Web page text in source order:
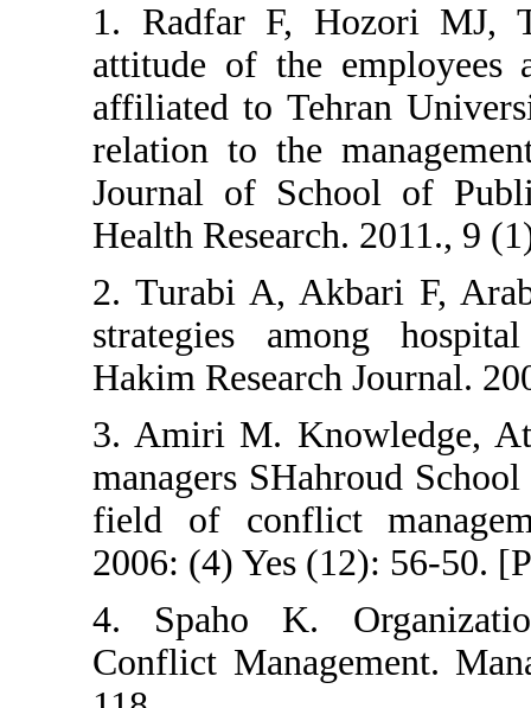
1. Radfar F,
attitude of the
affiliated to
relation to the
Journal of
Health Research.
2. Turabi A,
strategies among
Hakim Research
3. Amiri M.
managers
field of conflict
2006: (4) Yes (12):
4. Spaho K.
Conflict